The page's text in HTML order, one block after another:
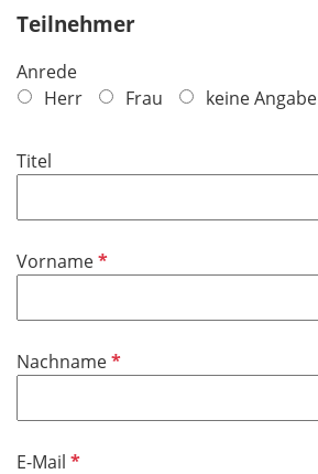
Teilnehmer
Anrede
Herr
Frau keine Angabe
Titel
VornameP
c
t
NachnameP
E-Mail P